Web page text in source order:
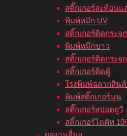
สติ๊กเกอร์สะท้อนแ
พิมพ์หมึก UV
สติ๊กเกอร์ติดกระจ
พิมพ์หมึกขาว
สติ๊กเกอร์ติดกระจ
สติ๊กเกอร์ติดตู้
โรงพิมพ์ฉลากสิน
พิมพ์สติ๊กเกอร์นูน
สติ๊กเกอร์สปอตยูวี
สติ๊กเกอร์ไดคัท